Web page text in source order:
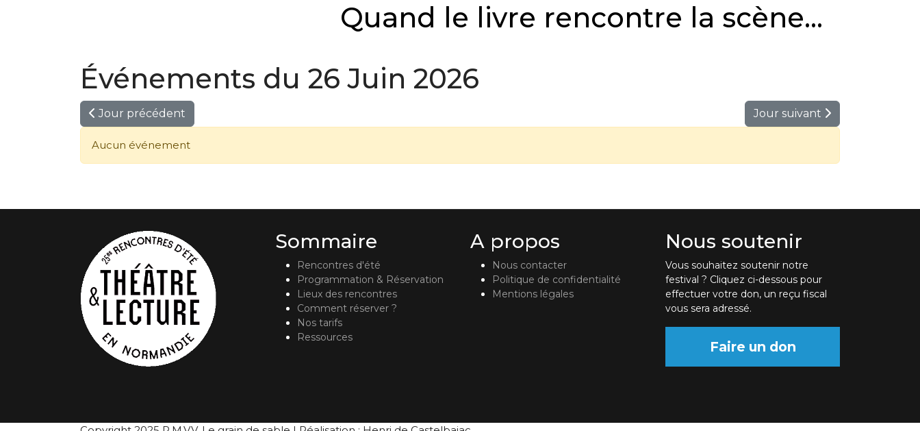
Quand le livre rencontre la scène...
Événements du 26 Juin 2026
Jour précédent Jour suivant
Aucun événement
Sommaire
Rencontres d'été
Programmation & Réservation
Lieux des rencontres
Comment réserver ?
Nos tarifs
Ressources
A propos
Nous contacter
Politique de confidentialité
Mentions légales
Nous soutenir
Vous souhaitez soutenir notre
festival ? Cliquez ci-dessous pour
effectuer votre don, un reçu fiscal
vous sera adressé.
Faire un don